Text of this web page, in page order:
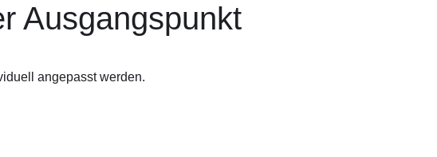
Ausgangspunkt​
angepasst werden.